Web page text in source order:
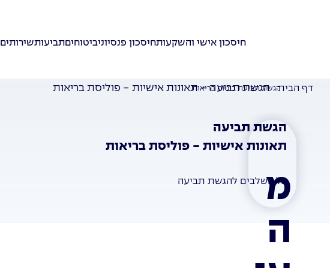
חיסכון אישי והשקעותחיסכון פנסיוניביטוחיםתביעותשירותים
דף הביתהגשת תביעת ביטוח בריאות
הגשת תביעה - תאונות אישיות - פוליסת בריאות
הגשת תביעה
תאונות אישיות - פוליסת בריאות
כל השלבים להגשת תביעה
מ
ה